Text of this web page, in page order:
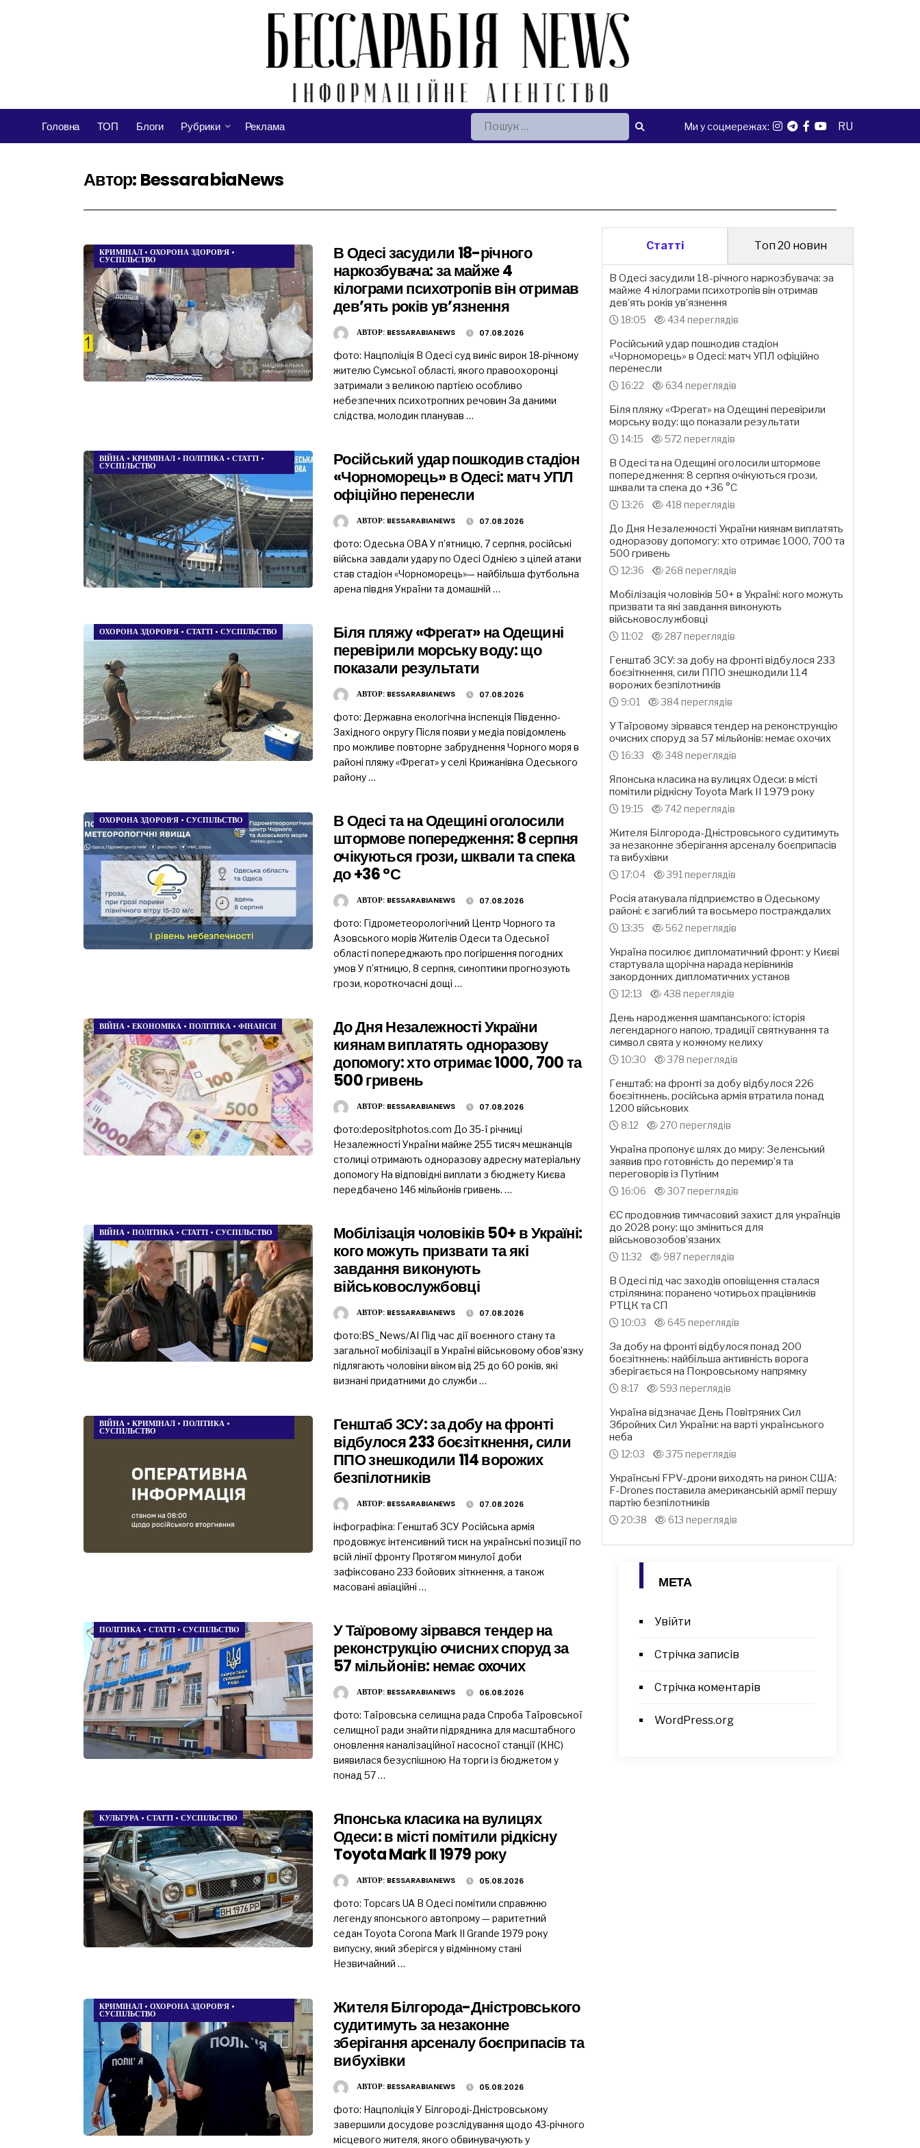
Головна ТОП Блоги Рубрики Реклама Пошук: Ми у соцмережах: RU
Автор: BessarabiaNews
КРИМІНАЛ • ОХОРОНА ЗДОРОВ’Я •
СУСПІЛЬСТВО
В Одесі засудили 18-річного
наркозбувача: за майже 4
кілограми психотропів він отримав
дев’ять років ув’язнення
АВТОР: BESSARABIANEWS 07.08.2026
фото: Нацполіція В Одесі суд виніс вирок 18-річному
жителю Сумської області, якого правоохоронці
затримали з великою партією особливо
небезпечних психотропних речовин За даними
слідства, молодик планував …
ВІЙНА • КРИМІНАЛ • ПОЛІТИКА • СТАТТІ •
СУСПІЛЬСТВО
Російський удар пошкодив стадіон
«Чорноморець» в Одесі: матч УПЛ
офіційно перенесли
АВТОР: BESSARABIANEWS 07.08.2026
фото: Одеська ОВА У п’ятницю, 7 серпня, російські
війська завдали удару по Одесі Однією з цілей атаки
став стадіон «Чорноморець»— найбільша футбольна
арена півдня України та домашній …
ОХОРОНА ЗДОРОВ’Я • СТАТТІ • СУСПІЛЬСТВО
Біля пляжу «Фрегат» на Одещині
перевірили морську воду: що
показали результати
АВТОР: BESSARABIANEWS 07.08.2026
фото: Державна екологічна інспекція Південно-
Західного округу Після появи у медіа повідомлень
про можливе повторне забруднення Чорного моря в
районі пляжу «Фрегат» у селі Крижанівка Одеського
району …
ОХОРОНА ЗДОРОВ’Я • СУСПІЛЬСТВО
В Одесі та на Одещині оголосили
штормове попередження: 8 серпня
очікуються грози, шквали та спека
до +36 °С
АВТОР: BESSARABIANEWS 07.08.2026
фото: Гідрометеорологічний Центр Чорного та
Азовського морів Жителів Одеси та Одеської
області попереджають про погіршення погодних
умов У п’ятницю, 8 серпня, синоптики прогнозують
грози, короткочасні дощі …
ВІЙНА • ЕКОНОМІКА • ПОЛІТИКА • ФІНАНСИ
До Дня Незалежності України
киянам виплатять одноразову
допомогу: хто отримає 1000, 700 та
500 гривень
АВТОР: BESSARABIANEWS 07.08.2026
фото:depositphotos.com До 35-ї річниці
Незалежності України майже 255 тисяч мешканців
столиці отримають одноразову адресну матеріальну
допомогу На відповідні виплати з бюджету Києва
передбачено 146 мільйонів гривень. …
ВІЙНА • ПОЛІТИКА • СТАТТІ • СУСПІЛЬСТВО
Мобілізація чоловіків 50+ в Україні:
кого можуть призвати та які
завдання виконують
військовослужбовці
АВТОР: BESSARABIANEWS 07.08.2026
фото:BS_News/AI Під час дії воєнного стану та
загальної мобілізації в Україні військовому обов’язку
підлягають чоловіки віком від 25 до 60 років, які
визнані придатними до служби …
ВІЙНА • КРИМІНАЛ • ПОЛІТИКА •
СУСПІЛЬСТВО
Генштаб ЗСУ: за добу на фронті
відбулося 233 боєзіткнення, сили
ППО знешкодили 114 ворожих
безпілотників
АВТОР: BESSARABIANEWS 07.08.2026
інфографіка: Генштаб ЗСУ Російська армія
продовжує інтенсивний тиск на українські позиції по
всій лінії фронту Протягом минулої доби
зафіксовано 233 бойових зіткнення, а також
масовані авіаційні …
ПОЛІТИКА • СТАТТІ • СУСПІЛЬСТВО
У Таїровому зірвався тендер на
реконструкцію очисних споруд за
57 мільйонів: немає охочих
АВТОР: BESSARABIANEWS 06.08.2026
фото: Таїровська селищна рада Спроба Таїровської
селищної ради знайти підрядника для масштабного
оновлення каналізаційної насосної станції (КНС)
виявилася безуспішною На торги із бюджетом у
понад 57 …
КУЛЬТУРА • СТАТТІ • СУСПІЛЬСТВО
Японська класика на вулицях
Одеси: в місті помітили рідкісну
Toyota Mark II 1979 року
АВТОР: BESSARABIANEWS 05.08.2026
фото: Topcars UA В Одесі помітили справжню
легенду японського автопрому — раритетний
седан Toyota Corona Mark II Grande 1979 року
випуску, який зберігся у відмінному стані
Незвичайний …
КРИМІНАЛ • ОХОРОНА ЗДОРОВ’Я •
СУСПІЛЬСТВО
Жителя Білгорода-Дністровського
судитимуть за незаконне
зберігання арсеналу боєприпасів та
вибухівки
АВТОР: BESSARABIANEWS 05.08.2026
фото: Нацполіція У Білгороді-Дністровському
завершили досудове розслідування щодо 43-річного
місцевого жителя, якого обвинувачують у
Статті Топ 20 новин
В Одесі засудили 18-річного наркозбувача: за
майже 4 кілограми психотропів він отримав
дев’ять років ув’язнення
18:05 434 переглядів
Російський удар пошкодив стадіон
«Чорноморець» в Одесі: матч УПЛ офіційно
перенесли
16:22 634 переглядів
Біля пляжу «Фрегат» на Одещині перевірили
морську воду: що показали результати
14:15 572 переглядів
В Одесі та на Одещині оголосили штормове
попередження: 8 серпня очікуються грози,
шквали та спека до +36 °С
13:26 418 переглядів
До Дня Незалежності України киянам виплатять
одноразову допомогу: хто отримає 1000, 700 та
500 гривень
12:36 268 переглядів
Мобілізація чоловіків 50+ в Україні: кого можуть
призвати та які завдання виконують
військовослужбовці
11:02 287 переглядів
Генштаб ЗСУ: за добу на фронті відбулося 233
боєзіткнення, сили ППО знешкодили 114
ворожих безпілотників
9:01 384 переглядів
У Таїровому зірвався тендер на реконструкцію
очисних споруд за 57 мільйонів: немає охочих
16:33 348 переглядів
Японська класика на вулицях Одеси: в місті
помітили рідкісну Toyota Mark II 1979 року
19:15 742 переглядів
Жителя Білгорода-Дністровського судитимуть
за незаконне зберігання арсеналу боєприпасів
та вибухівки
17:04 391 переглядів
Росія атакувала підприємство в Одеському
районі: є загиблий та восьмеро постраждалих
13:35 562 переглядів
Україна посилює дипломатичний фронт: у Києві
стартувала щорічна нарада керівників
закордонних дипломатичних установ
12:13 438 переглядів
День народження шампанського: історія
легендарного напою, традиції святкування та
символ свята у кожному келиху
10:30 378 переглядів
Генштаб: на фронті за добу відбулося 226
боєзіткнень, російська армія втратила понад
1200 військових
8:12 270 переглядів
Україна пропонує шлях до миру: Зеленський
заявив про готовність до перемир’я та
переговорів із Путіним
16:06 307 переглядів
ЄС продовжив тимчасовий захист для українців
до 2028 року: що зміниться для
військовозобов’язаних
11:32 987 переглядів
В Одесі під час заходів оповіщення сталася
стрілянина: поранено чотирьох працівників
РТЦК та СП
10:03 645 переглядів
За добу на фронті відбулося понад 200
боєзіткнень: найбільша активність ворога
зберігається на Покровському напрямку
8:17 593 переглядів
Україна відзначає День Повітряних Сил
Збройних Сил України: на варті українського
неба
12:03 375 переглядів
Українські FPV-дрони виходять на ринок США:
F-Drones поставила американській армії першу
партію безпілотників
20:38 613 переглядів
МЕТА
Увійти
Стрічка записів
Стрічка коментарів
WordPress.org